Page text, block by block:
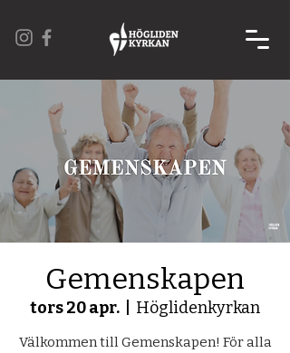
Gemenskapen
tors 20 apr. Höglidenkyrkan
Välkommen till Gemenskapen! För alla